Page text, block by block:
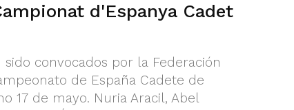
d'Espanya Cadet
convocados por la Federación
de España Cadete de
17 de mayo. Nuria Aracil, Abel